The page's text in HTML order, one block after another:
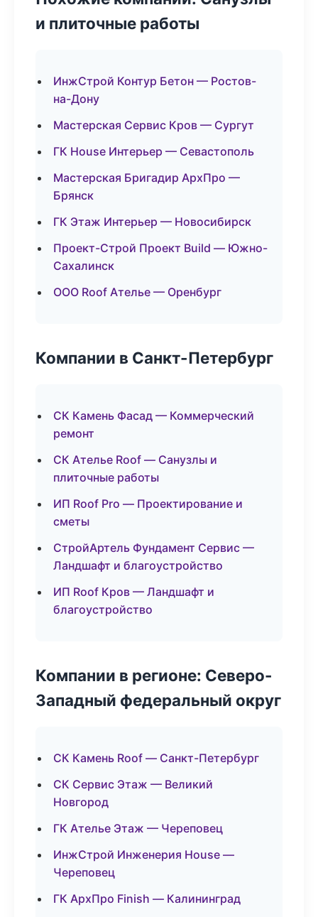
и плиточные работы
ИнжСтрой Контур Бетон — Ростов-
на-Дону
Мастерская Сервис Кров — Сургут
ГК House Интерьер — Севастополь
Мастерская Бригадир АрхПро —
Брянск
ГК Этаж Интерьер — Новосибирск
Проект-Строй Проект Build — Южно-
Сахалинск
ООО Roof Ателье — Оренбург
Компании в Санкт-Петербург
СК Камень Фасад — Коммерческий
ремонт
СК Ателье Roof — Санузлы и
плиточные работы
ИП Roof Pro — Проектирование и
сметы
СтройАртель Фундамент Сервис —
Ландшафт и благоустройство
ИП Roof Кров — Ландшафт и
благоустройство
Компании в регионе: Северо-
Западный федеральный округ
СК Камень Roof — Санкт-Петербург
СК Сервис Этаж — Великий
Новгород
ГК Ателье Этаж — Череповец
ИнжСтрой Инженерия House —
Череповец
ГК АрхПро Finish — Калининград